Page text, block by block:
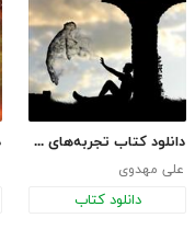
دانلود کتاب تجربه‌های نزدیک به مرگ شگفت‌انگیز
علی مهدوی
دانلود کتاب